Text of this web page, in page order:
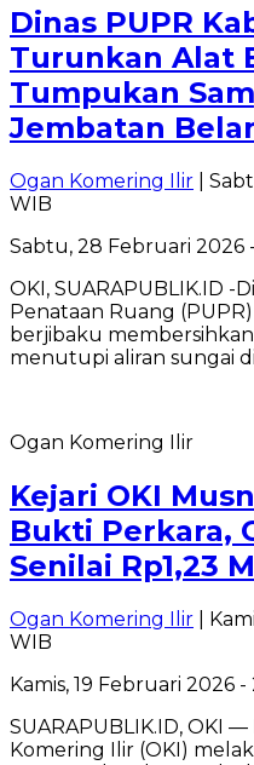
Dinas PUPR
Turunkan Alat
Tumpukan
Jembatan
Ogan Komering Ilir |
WIB
Sabtu, 28 Februari 2026
OKI, SUARAPUBLIK.ID -
Penataan Ruang
berjibaku
menutupi aliran sungai
Ogan Komering Ilir
Kejari OKI
Bukti Perkara,
Senilai Rp1,23
Ogan Komering Ilir |
WIB
Kamis, 19 Februari 2026
SUARAPUBLIK.ID, OKI
Komering Ilir (OKI)